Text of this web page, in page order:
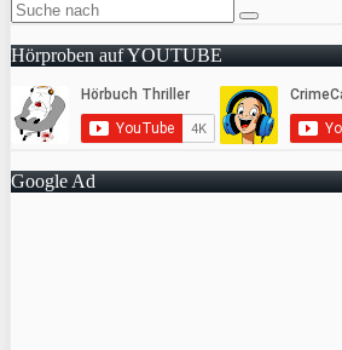
Hörproben auf YOUTUBE
Google Ad